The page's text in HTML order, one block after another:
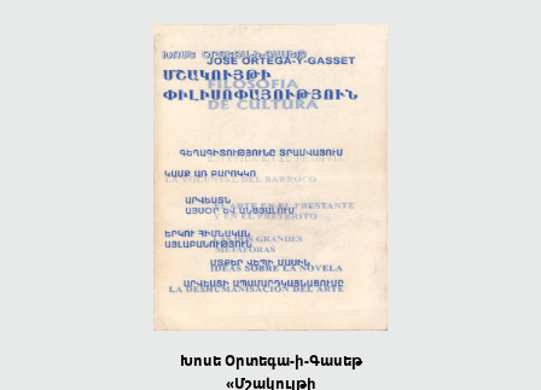
Խոսե Oրտեգա-ի-Գասեթ
«Մշակույթի